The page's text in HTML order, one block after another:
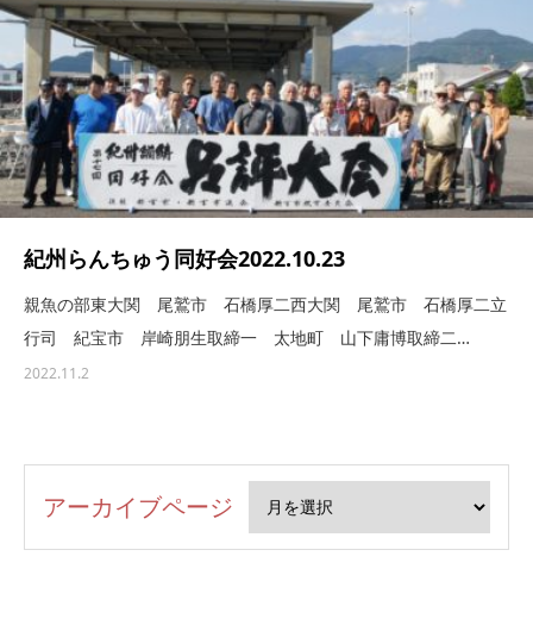
紀州らんちゅう同好会2022.10.23
親魚の部東大関 尾鷲市 石橋厚二西大関 尾鷲市 石橋厚二立
行司 紀宝市 岸崎朋生取締一 太地町 山下庸博取締二…
2022.11.2
アーカイブページ